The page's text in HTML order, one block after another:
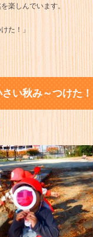
楽しんでいます。
た！」
さい秋み～つけた！